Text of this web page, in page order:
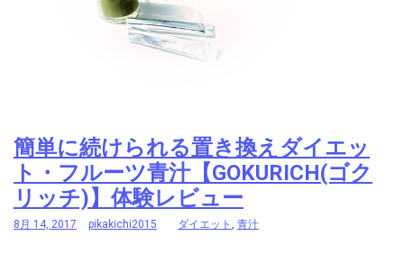
簡単に続けられる置き換えダイエッ
ト・フルーツ青汁【GOKURICH(ゴク
リッチ)】体験レビュー
8月 14, 2017 pikakichi2015 ダイエット , 青汁